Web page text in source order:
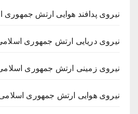
نیروی پدافند هوایی ارتش جمهوری
نیروی دریایی ارتش جمهوری
نیروی زمینی ارتش جمهوری
نیروی هوایی ارتش جمهوری